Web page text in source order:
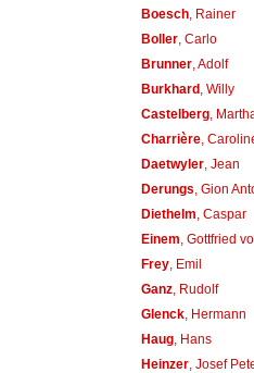
Boesch, Rainer
Boller, Carlo
Brunner, Adolf
Burkhard, Willy
Castelberg,
Charrière,
Daetwyler, Jean
Derungs , Gion
Diethelm , Caspar
Einem , Gottfried
Frey, Emil
Ganz, Rudolf
Glenck, Hermann
Haug, Hans
Heinzer, Josef